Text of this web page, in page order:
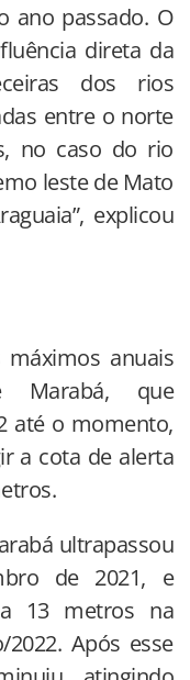
ano passado. O
direta da
dos rios
entre o norte
no caso do rio
leste de Mato
explicou
anuais
Marabá, que
até o momento,
a cota de alerta
ultrapassou
de 2021, e
13 metros na
Após esse